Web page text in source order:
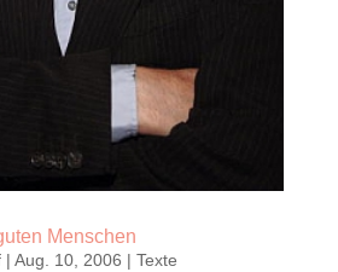
Menschen
| Aug. 10, 2006 | Texte